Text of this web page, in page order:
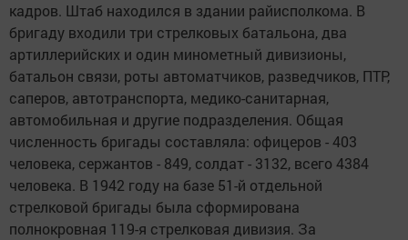
кадров. Штаб находился в здании райисполкома. В
бригаду входили три стрелковых батальона, два
артиллерийских и один минометный дивизионы,
батальон связи, роты автоматчиков, разведчиков, ПТР,
саперов, автотранспорта, медико-санитарная,
автомобильная и другие подразделения. Общая
численность бригады составляла: офицеров - 403
человека, сержантов - 849, солдат - 3132, всего 4384
человека. В 1942 году на базе 51-й отдельной
стрелковой бригады была сформирована
полнокровная 119-я стрелковая дивизия. За